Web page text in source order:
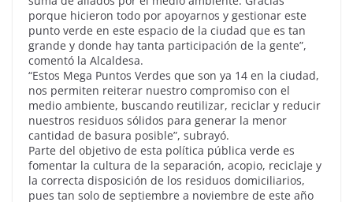
porque hicieron todo por apoyarnos y gestionar este
punto verde en este espacio de la ciudad que es tan
grande y donde hay tanta participación de la gente”,
comentó la Alcaldesa.
“Estos Mega Puntos Verdes que son ya 14 en la ciudad,
nos permiten reiterar nuestro compromiso con el
medio ambiente, buscando reutilizar, reciclar y reducir
nuestros residuos sólidos para generar la menor
cantidad de basura posible”, subrayó.
Parte del objetivo de esta política pública verde es
fomentar la cultura de la separación, acopio, reciclaje y
la correcta disposición de los residuos domiciliarios,
pues tan solo de septiembre a noviembre de este año